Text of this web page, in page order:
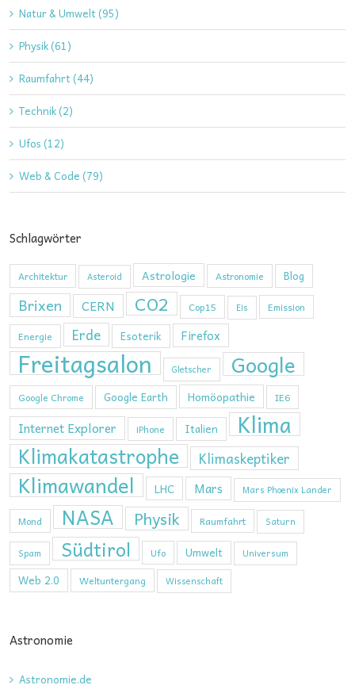
Natur & Umwelt (95)
Physik (61)
Raumfahrt (44)
Technik (2)
Ufos (12)
Web & Code (79)
Schlagwörter
Architektur Asteroid Astrologie Astronomie Blog
Brixen CERN CO2 Cop15 Eis
Emission
Energie
Erde Esoterik Firefox
Freitagsalon Gletscher Google
Google Chrome Google Earth Homöopathie IE6
Internet Explorer iPhone Italien Klima
Klimakatastrophe Klimaskeptiker
Klimawandel LHC Mars Mars Phoenix Lander
Mond NASA Physik Raumfahrt Saturn
Spam Südtirol Ufo Umwelt Universum
Web 2.0 Weltuntergang Wissenschaft
Astronomie
Astronomie.de